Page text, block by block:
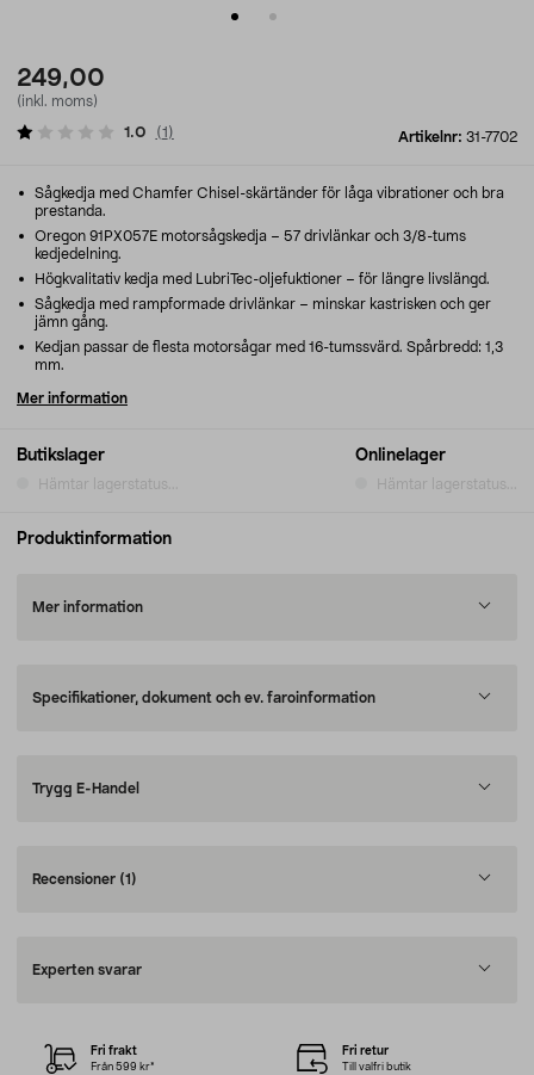
249,00
(inkl. moms)
Artikelnr: 31-7702
1.0 (1 )
Butikslager
Hämtar lagerstatus...
Onlinelager
Hämtar lagerstatus...
Sågkedja med Chamfer Chisel-skärtänder för låga vibrationer och bra
prestanda.
Oregon 91PX057E motorsågskedja – 57 drivlänkar och 3/8-tums
kedjedelning.
Högkvalitativ kedja med LubriTec-oljefuktioner – för längre livslängd.
Sågkedja med rampformade drivlänkar – minskar kastrisken och ger
jämn gång.
Kedjan passar de flesta motorsågar med 16-tumssvärd. Spårbredd: 1,3
mm.
Mer information
Produktinformation
Mer information
Specifikationer, dokument och ev. faroinformation
Trygg E-Handel
Recensioner (1)
Experten svarar
Fri frakt
Från 599 kr*
Fri retur
Till valfri butik